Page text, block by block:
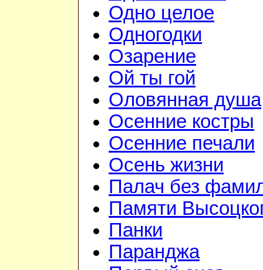
Одно целое
Одногодки
Озарение
Ой ты гой
Оловянная душа
Осенние костры
Осенние печали
Осень жизни
Палач без
Памяти
Панки
Паранджа